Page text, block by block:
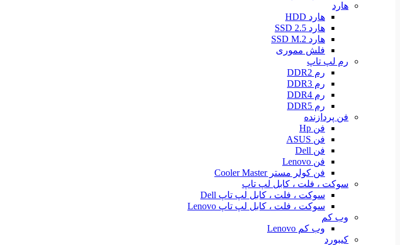
هارد
هارد HDD
هارد SSD 2.5
هارد SSD M.2
فلش مموری
رم لپ تاپ
رم DDR2
رم DDR3
رم DDR4
رم DDR5
فن پردازنده
فن Hp
فن ASUS
فن Dell
فن Lenovo
فن کولر مستر Cooler Master
سوکت ، فلت ، کابل لپ تاپ
سوکت ، فلت ، کابل لپ تاپ Dell
سوکت ، فلت ، کابل لپ تاپ Lenovo
وب کم
وب کم Lenovo
کیبورد